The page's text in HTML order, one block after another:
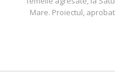
Mare. Proiectul, aprobat